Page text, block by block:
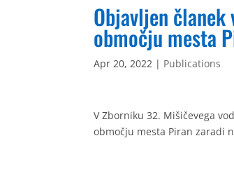
Objavljen članek
območju mesta
Apr 20, 2022 | Publications
V Zborniku 32. Mišičevega
območju mesta Piran zaradi